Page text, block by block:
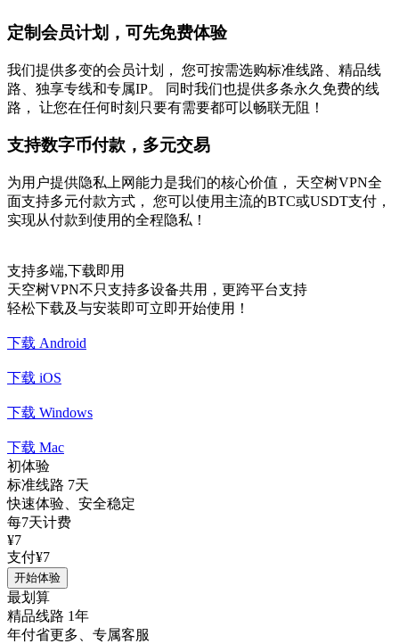
定制会员计划，可先免费体验
我们提供多变的会员计划， 您可按需选购标准线路、精品线
路、独享专线和专属IP。 同时我们也提供多条永久免费的线
路， 让您在任何时刻只要有需要都可以畅联无阻！
支持数字币付款，多元交易
为用户提供隐私上网能力是我们的核心价值， 天空树VPN全
面支持多元付款方式， 您可以使用主流的BTC或USDT支付，
实现从付款到使用的全程隐私！
支持多端,下载即用
天空树VPN不只支持多设备共用，更跨平台支持
轻松下载及与安装即可立即开始使用！
下载 Android
下载 iOS
下载 Windows
下载 Mac
初体验
标准线路 7天
快速体验、安全稳定
每7天计费
¥7
支付¥7
开始体验
最划算
精品线路 1年
年付省更多、专属客服